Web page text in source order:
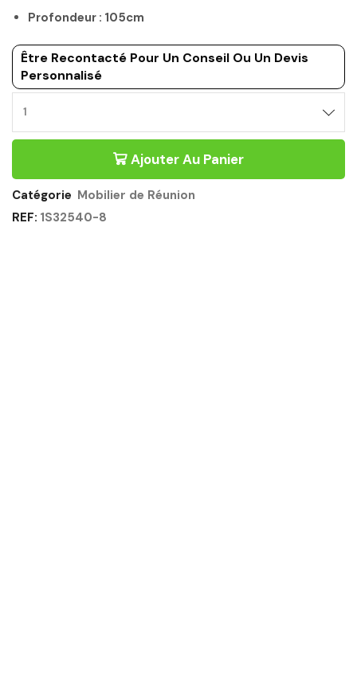
Profondeur : 105cm
Être Recontacté Pour Un Conseil Ou Un Devis
Personnalisé
DE
FORME
-
MAMBO
Ajouter Au Panier
Catégorie Mobilier de Réunion
REF: 1S32540-8